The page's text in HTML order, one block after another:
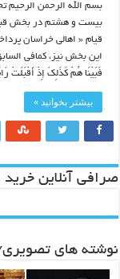
بسم الله الرحمن الرحیم
بیست و هشتم در بخش
قیام « اهالی خراسان
این بخش نیز، کمافی
فَبَیْنَا هُمْ کَذَلِکَ إِذْ أَقْبَلَتْ
بیشتر بخوانید »
صرافی آنلاین
نوشته های